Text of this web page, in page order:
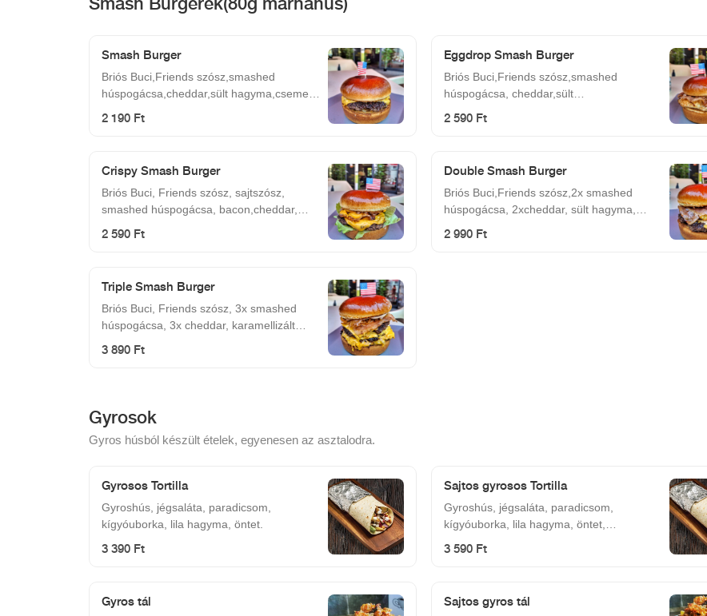
Smash Burger
Briós Buci,Friends szósz,smashed
húspogácsa,cheddar,sült hagyma,csemege
2 190 Ft
Eggdrop Smash Burger
Briós Buci,Friends szósz,smashed
húspogácsa, cheddar,sült
2 590 Ft
Crispy Smash Burger
Briós Buci, Friends szósz, sajtszósz,
smashed húspogácsa, bacon,cheddar,
2 590 Ft
Double Smash Burger
Briós Buci,Friends szósz,2x smashed
húspogácsa, 2xcheddar, sült hagyma,
2 990 Ft
Triple Smash Burger
Briós Buci, Friends szósz, 3x smashed
húspogácsa, 3x cheddar, karamellizált
3 890 Ft
Gyrosok
Gyros húsból készült ételek, egyenesen az asztalodra.
Gyrosos Tortilla
Gyroshús, jégsaláta, paradicsom,
kígyóuborka, lila hagyma, öntet.
3 390 Ft
Sajtos gyrosos Tortilla
Gyroshús, jégsaláta, paradicsom,
kígyóuborka, lila hagyma, öntet,
3 590 Ft
Gyros tál Sajtos gyros tál